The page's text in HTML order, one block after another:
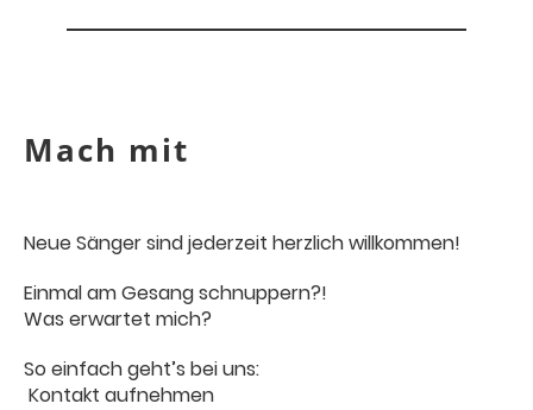
Mach mit
Neue Sänger sind jederzeit herzlich willkommen!
Einmal am Gesang schnuppern?!
Was erwartet mich?
So einfach geht’s bei uns:
Kontakt aufnehmen